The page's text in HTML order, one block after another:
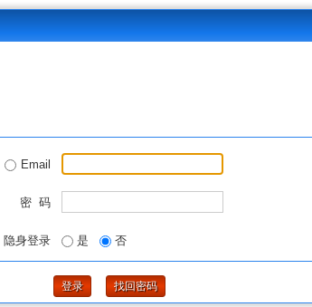
Email
密 码
隐身登录 是 否